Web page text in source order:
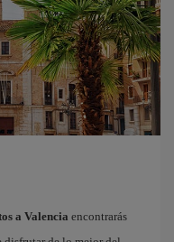
a Valencia encontrarás